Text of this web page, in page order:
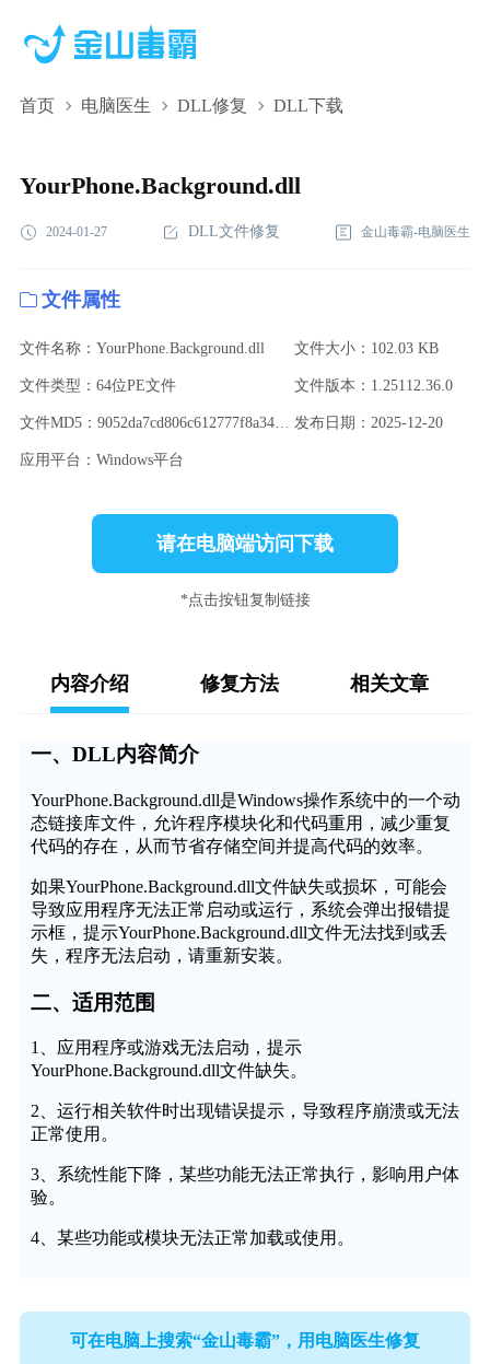
首页 电脑医生 DLL修复 DLL下载
YourPhone.Background.dll,YourPhone.Background.dll下
YourPhone.Background.dll
2024-01-27 DLL文件修复 金山毒霸-电脑医生
文件属性
文件名称：YourPhone.Background.dll 文件大小：102.03 KB
文件类型：64位PE文件 文件版本：1.25112.36.0
文件MD5：9052da7cd806c612777f8a3432f656b1 发布日期：2025-12-20
应用平台：Windows平台
请在电脑端访问下载
*点击按钮复制链接
内容介绍 修复方法 相关文章
一、DLL内容简介
YourPhone.Background.dll是Windows操作系统中的一个动
态链接库文件，允许程序模块化和代码重用，减少重复
代码的存在，从而节省存储空间并提高代码的效率。
如果YourPhone.Background.dll文件缺失或损坏，可能会
导致应用程序无法正常启动或运行，系统会弹出报错提
示框，提示YourPhone.Background.dll文件无法找到或丢
失，程序无法启动，请重新安装。
二、适用范围
1、应用程序或游戏无法启动，提示
YourPhone.Background.dll文件缺失。
2、运行相关软件时出现错误提示，导致程序崩溃或无法
正常使用。
3、系统性能下降，某些功能无法正常执行，影响用户体
验。
4、某些功能或模块无法正常加载或使用。
可在电脑上搜索“金山毒霸”，用电脑医生修复